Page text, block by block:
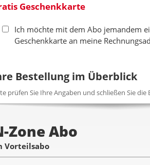
Geschenkkarte
Ich möchte mit dem Abo jemandem
Geschenkkarte an meine
Bestellung im Überblick
prüfen Sie Ihre Angaben und schließen Sie die
Zone Abo
Vorteilsabo